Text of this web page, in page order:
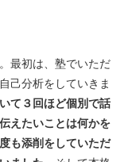
最初は、塾でいただ
己分析をしていきま
て３回ほど個別で話
えたいことは何かを
も添削をしていただ